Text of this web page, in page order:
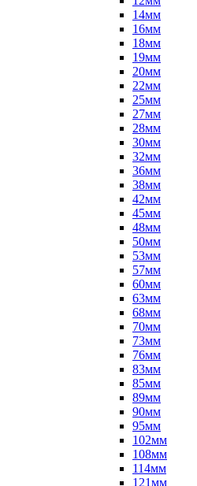
14мм
16мм
18мм
19мм
20мм
22мм
25мм
27мм
28мм
30мм
32мм
36мм
38мм
42мм
45мм
48мм
50мм
53мм
57мм
60мм
63мм
68мм
70мм
73мм
76мм
83мм
85мм
89мм
90мм
95мм
102мм
108мм
114мм
121мм